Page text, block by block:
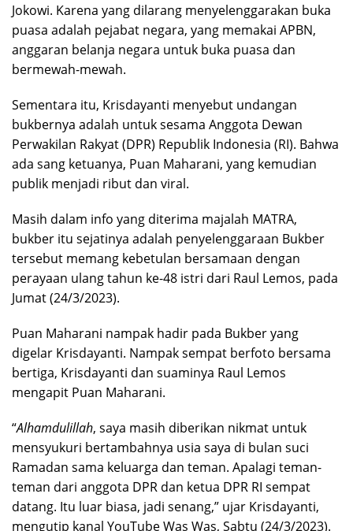
Jokowi. Karena yang dilarang menyelenggarakan buka
puasa adalah pejabat negara, yang memakai APBN,
anggaran belanja negara untuk buka puasa dan
bermewah-mewah.
Sementara itu, Krisdayanti menyebut undangan
bukbernya adalah untuk sesama Anggota Dewan
Perwakilan Rakyat (DPR) Republik Indonesia (RI). Bahwa
ada sang ketuanya, Puan Maharani, yang kemudian
publik menjadi ribut dan viral.
Masih dalam info yang diterima majalah MATRA,
bukber itu sejatinya adalah penyelenggaraan Bukber
tersebut memang kebetulan bersamaan dengan
perayaan ulang tahun ke-48 istri dari Raul Lemos, pada
Jumat (24/3/2023).
Puan Maharani nampak hadir pada Bukber yang
digelar Krisdayanti. Nampak sempat berfoto bersama
bertiga, Krisdayanti dan suaminya Raul Lemos
mengapit Puan Maharani.
“Alhamdulillah, saya masih diberikan nikmat untuk
mensyukuri bertambahnya usia saya di bulan suci
Ramadan sama keluarga dan teman. Apalagi teman-
teman dari anggota DPR dan ketua DPR RI sempat
datang. Itu luar biasa, jadi senang,” ujar Krisdayanti,
mengutip kanal YouTube Was Was, Sabtu (24/3/2023).